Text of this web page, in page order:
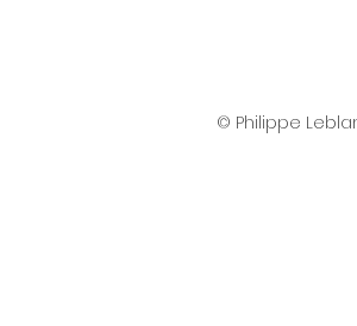
© Philippe